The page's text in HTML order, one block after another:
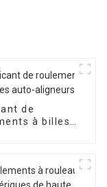
de
à billes